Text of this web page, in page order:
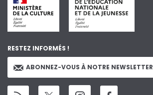
RESTEZ INFORMÉS !
ABONNEZ-VOUS À NOTRE NEWSLETTER